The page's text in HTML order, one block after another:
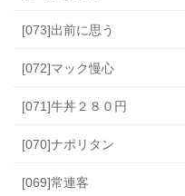
[073]出前に思う
[072]マック慢心
[071]牛丼２８０円
[070]ナポリタン
[069]常連客